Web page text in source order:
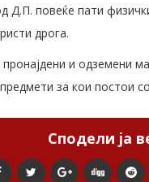
Д.П. повеќе пати
дрога.
и одземени
за кои постои
Сподели ја